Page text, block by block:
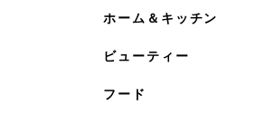
ホーム＆キッチン
ビューティー
フード